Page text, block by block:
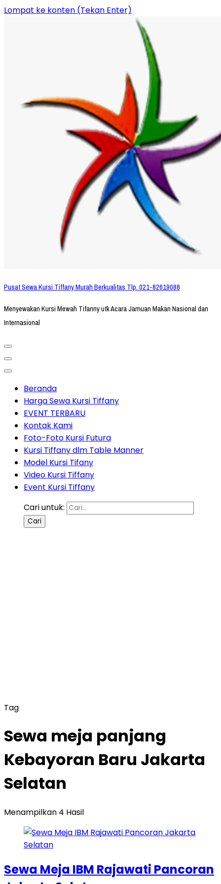
Lompat ke konten (Tekan Enter)
Pusat Sewa Kursi Tiffany Murah Berkualitas Tlp. 021-82619088
Menyewakan Kursi Mewah Tifanny utk Acara Jamuan Makan Nasional dan
Internasional
Beranda
Harga Sewa Kursi Tiffany
EVENT TERBARU
Kontak Kami
Foto-Foto Kursi Futura
Kursi Tiffany dlm Table Manner
Model Kursi Tifany
Video Kursi Tiffany
Event Kursi Tiffany
Cari untuk:
Tag
Sewa meja panjang
Kebayoran Baru Jakarta
Selatan
Menampilkan 4 Hasil
Sewa Meja IBM Rajawati Pancoran